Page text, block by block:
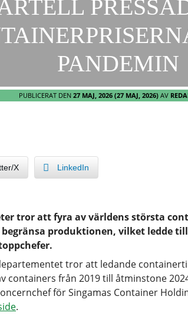
PANDEMIN
PUBLICERAT DEN 27 MAJ, 2026 (27 MAJ, 2026) AV
X LinkedIn
tror att fyra av världens största
produktionen, vilket ledde
tror att ledande
containers från 2019 till åtminstone
för Singamas Container
.